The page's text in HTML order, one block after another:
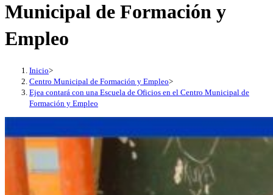
Municipal de Formación y
Empleo
Inicio>
Centro Municipal de Formación y Empleo>
Ejea contará con una Escuela de Oficios en el Centro Municipal de
Formación y Empleo